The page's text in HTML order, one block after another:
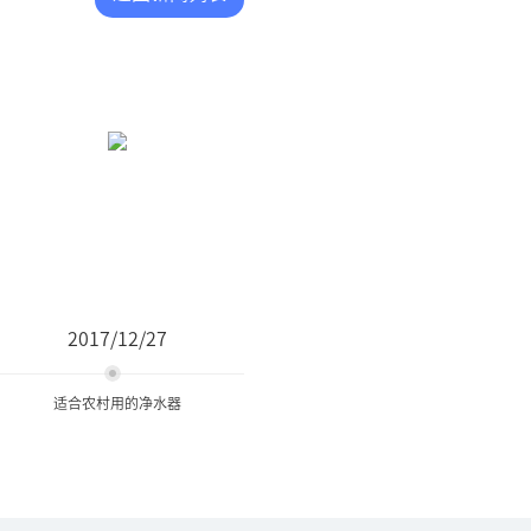
2017/12/27
适合农村用的净水器